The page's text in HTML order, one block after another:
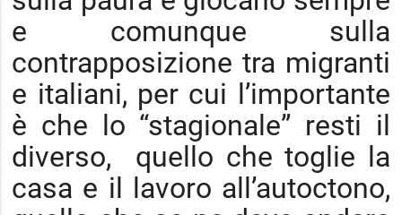
e comunque sulla
contrapposizione tra migranti
e italiani, per cui l’importante
è che lo “stagionale” resti il
diverso, quello che toglie la
casa e il lavoro all’autoctono,